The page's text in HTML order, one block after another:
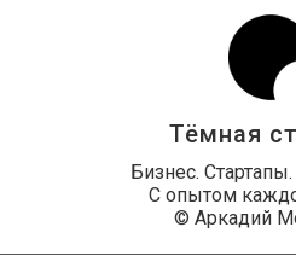
Тёмная
Бизнес.
С опытом
© Аркадий